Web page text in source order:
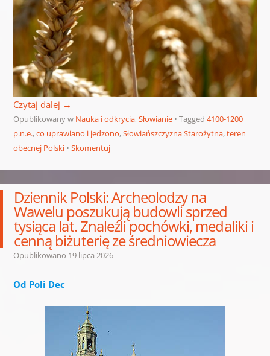
Czytaj dalej →
Opublikowany w Nauka i odkrycia,Słowianie Tagged 4100-1200
p.n.e.,co uprawiano i jedzono,Słowiańszczyzna Starożytna,teren
obecnej Polski
Skomentuj
Dziennik Polski: Archeolodzy na
Wawelu poszukują budowli sprzed
tysiąca lat. Znaleźli pochówki, medaliki i
cenną biżuterię ze średniowiecza
Opublikowano 19 lipca 2026
Od Poli Dec